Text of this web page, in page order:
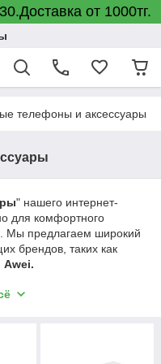
от 1000тг.
телефоны и аксессуары
" нашего интернет-
для комфортного
Мы предлагаем широкий
брендов, таких как
Awei.
жизни. Эти
000 мАч, способных